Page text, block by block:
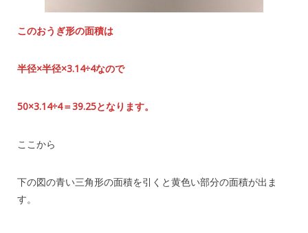
このおうぎ形の面積は
半径×半径×3.14÷4なので
50×3.14÷4＝39.25となります。
ここから
下の図の青い三角形の面積を引くと黄色い部分の面積が出ま
す。